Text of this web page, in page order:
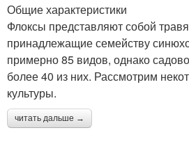
Общие характеристики
Флоксы представляют собой
принадлежащие семейству
примерно 85 видов, однако
более 40 из них. Рассмотрим
культуры.
читать дальше →